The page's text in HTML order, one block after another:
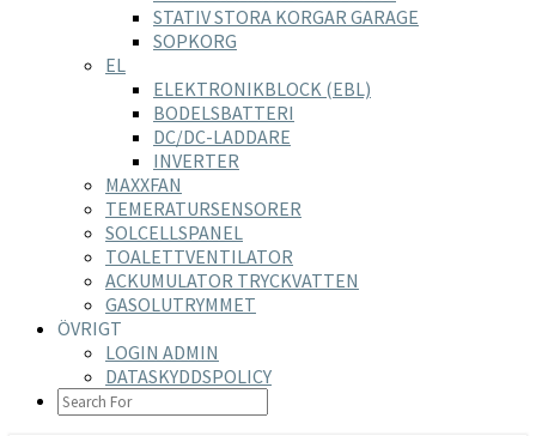
STATIV STORA KORGAR GARAGE
SOPKORG
EL
ELEKTRONIKBLOCK (EBL)
BODELSBATTERI
DC/DC-LADDARE
INVERTER
MAXXFAN
TEMERATURSENSORER
SOLCELLSPANEL
TOALETTVENTILATOR
ACKUMULATOR TRYCKVATTEN
GASOLUTRYMMET
ÖVRIGT
LOGIN ADMIN
DATASKYDDSPOLICY
SEARCH
ICON